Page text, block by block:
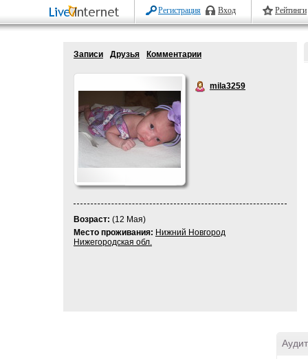
Регистрация Вход Рейтинги
Записи Друзья Комментарии
mila3259
Возраст: (12 Мая)
Место проживания: Нижний Новгород
Нижегородская обл.